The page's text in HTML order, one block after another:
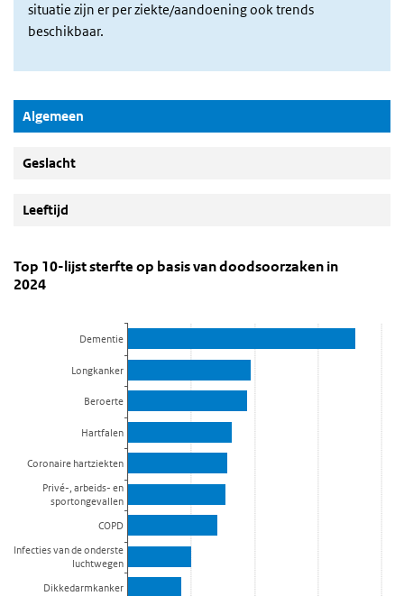
situatie zijn er per ziekte/aandoening ook trends
beschikbaar.
Algemeen
Geslacht
Leeftijd
Algemeen
Sla de grafiek 'Top 10-lijst sterfte op basis van doodsoorzaken in
Top 10-lijst sterfte op basis van doodsoorzaken in
Staaf grafiek met 10 staven.
De grafiek heeft 1 X-as die categories weergeeft.
De grafiek heeft 1 Y-as die Aantal doden weergeeft.
Top 10-lijst sterfte op basis van doodsoorzaken in
2024
Dementie
Longkanker
Beroerte
Hartfalen
Coronaire hartziekten
Privé-, arbeids- en
sportongevallen
COPD
Infecties van de onderste
luchtwegen
Dikkedarmkanker